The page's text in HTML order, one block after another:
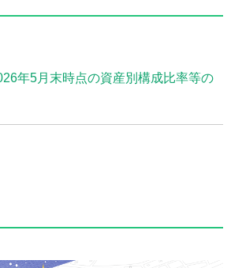
年5月末時点の資産別構成比率等の